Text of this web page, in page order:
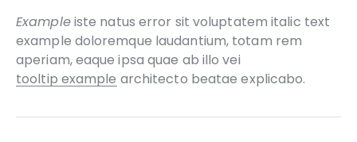
Exampleiste natus error sit voluptatem italic text
example doloremque laudantium, totam rem
aperiam, eaque ipsa quae ab illo vei
tooltip example architecto beatae explicabo.